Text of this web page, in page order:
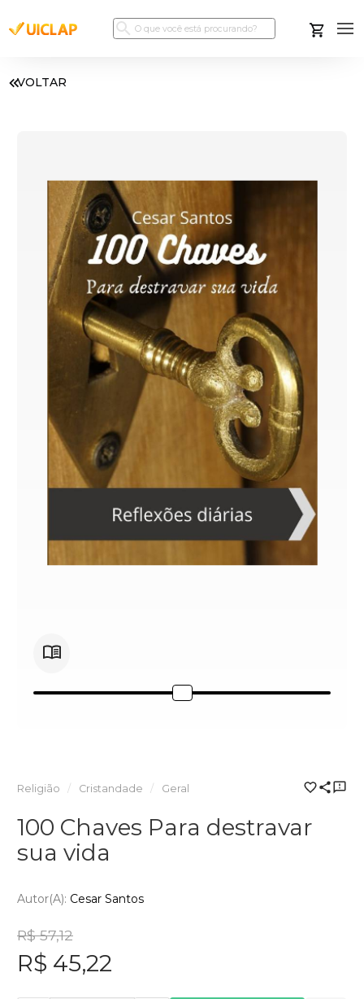
VOLTAR
Religião Cristandade Geral
100 Chaves Para destravar
sua vida
Autor(a): Cesar Santos
R$ 57,12
R$ 45,22